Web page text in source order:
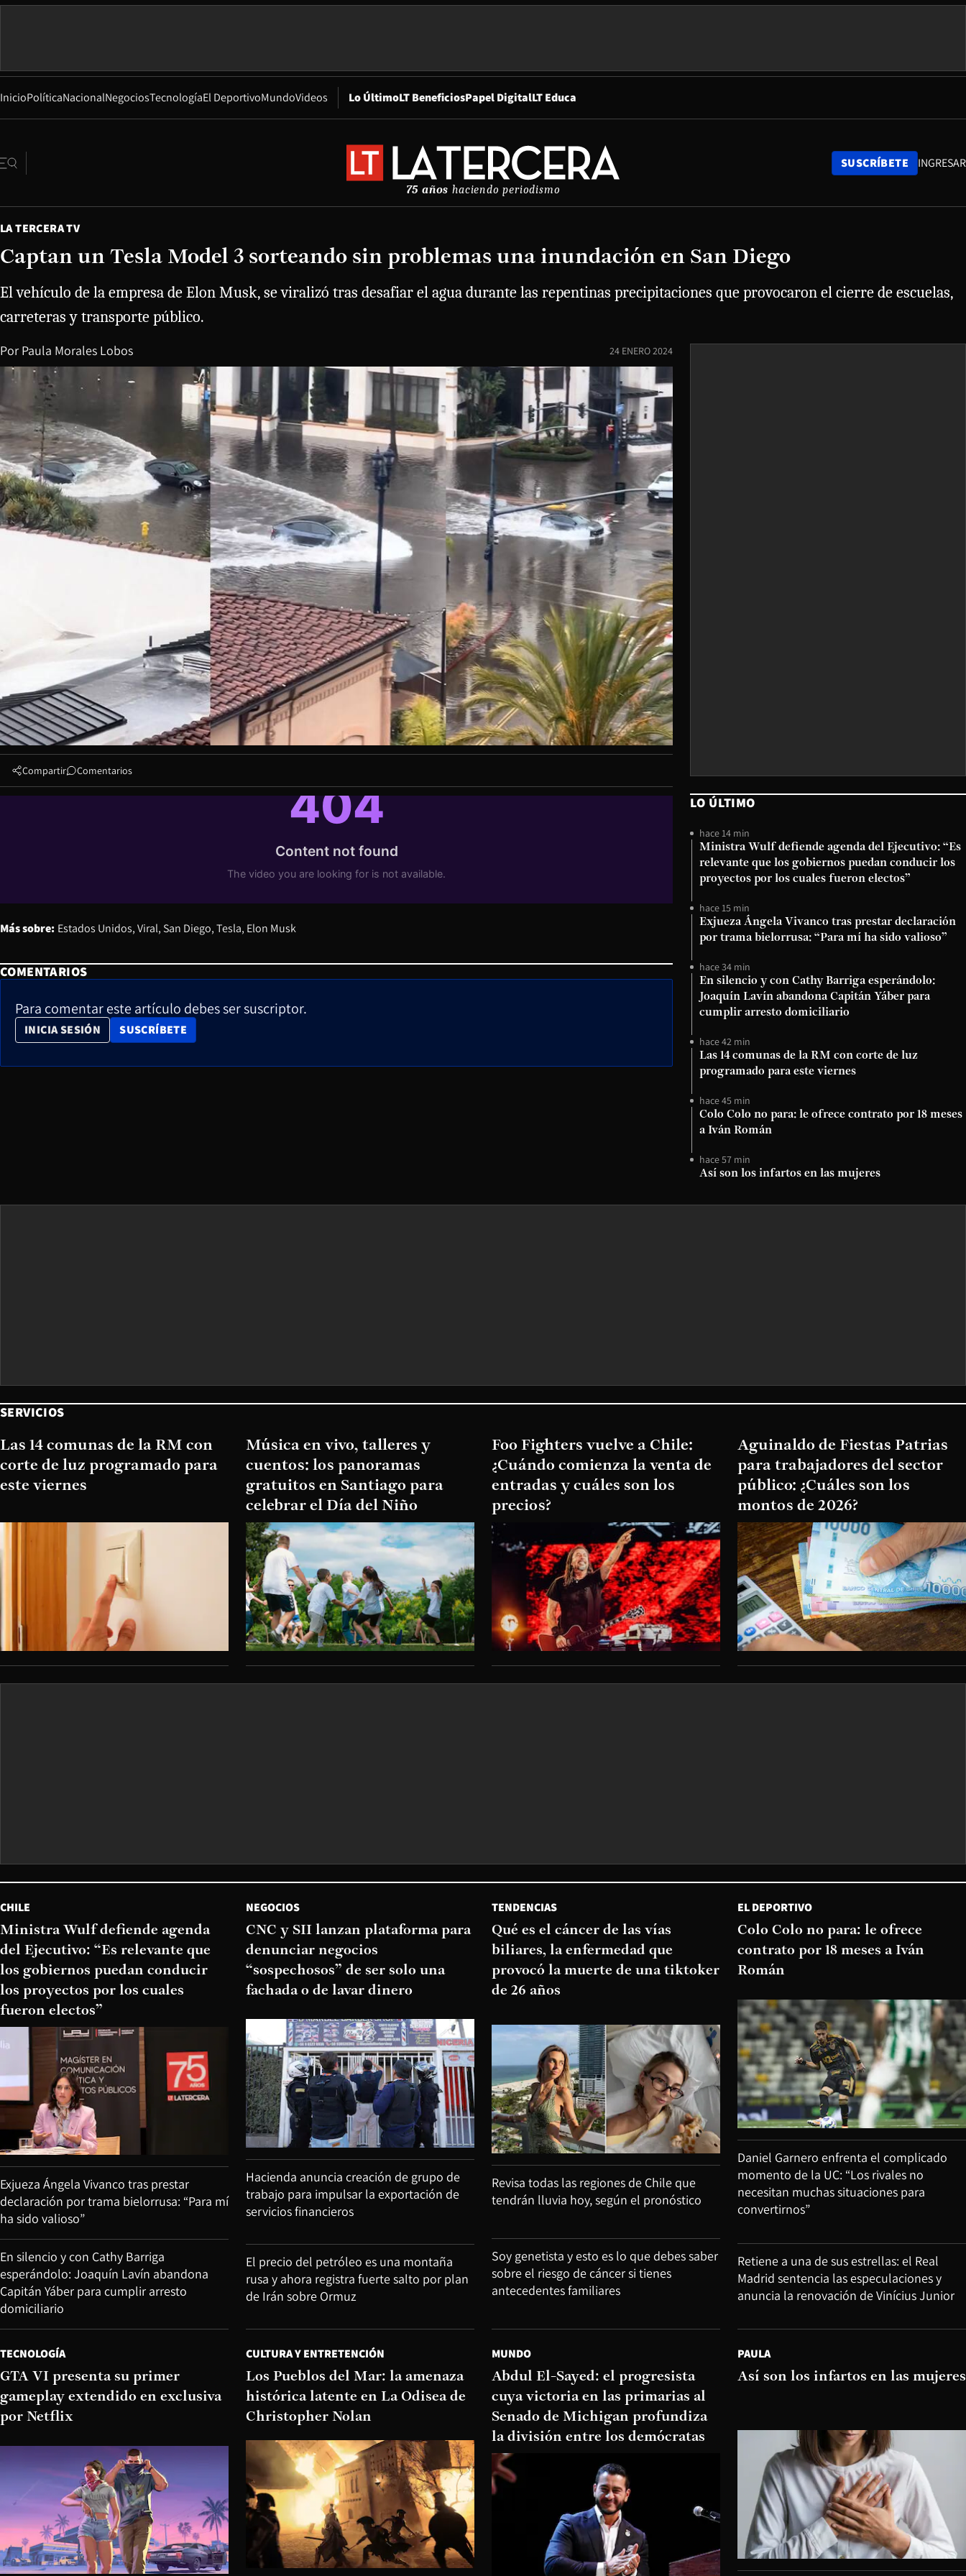
InicioPolíticaNacionalNegociosTecnologíaEl DeportivoMundoVideos Lo ÚltimoLT BeneficiosPapel DigitalOpens in new window
LT Educa
75 años haciendo periodismo
SUSCRÍBETE INGRESAR
LA TERCERA TV
Captan un Tesla Model 3 sorteando sin problemas una inundación en San Diego
El vehículo de la empresa de Elon Musk, se viralizó tras desafiar el agua durante las repentinas precipitaciones que provocaron el cierre de escuelas,
carreteras y transporte público.
Por Paula Morales Lobos 24 ENERO 2024
Compartir Comentarios
Más sobre: Estados Unidos Viral San Diego Tesla Elon Musk
COMENTARIOS
Para comentar este artículo debes ser suscriptor.
INICIA SESIÓN SUSCRÍBETE
OPENS IN NEW WINDOW
LO ÚLTIMO
hace 14 min
Ministra Wulf defiende agenda del Ejecutivo: “Es
relevante que los gobiernos puedan conducir los
proyectos por los cuales fueron electos”
hace 15 min
Exjueza Ángela Vivanco tras prestar declaración
por trama bielorrusa: “Para mí ha sido valioso”
hace 34 min
En silencio y con Cathy Barriga esperándolo:
Joaquín Lavín abandona Capitán Yáber para
cumplir arresto domiciliario
hace 42 min
Las 14 comunas de la RM con corte de luz
programado para este viernes
hace 45 min
Colo Colo no para: le ofrece contrato por 18 meses
a Iván Román
hace 57 min
Así son los infartos en las mujeres
SERVICIOS
Las 14 comunas de la RM con
corte de luz programado para
este viernes
Música en vivo, talleres y
cuentos: los panoramas
gratuitos en Santiago para
celebrar el Día del Niño
Foo Fighters vuelve a Chile:
¿Cuándo comienza la venta de
entradas y cuáles son los
precios?
Aguinaldo de Fiestas Patrias
para trabajadores del sector
público: ¿Cuáles son los
montos de 2026?
CHILE
Ministra Wulf defiende agenda
del Ejecutivo: “Es relevante que
los gobiernos puedan conducir
los proyectos por los cuales
fueron electos”
Exjueza Ángela Vivanco tras prestar
declaración por trama bielorrusa: “Para mí
ha sido valioso”
En silencio y con Cathy Barriga
esperándolo: Joaquín Lavín abandona
Capitán Yáber para cumplir arresto
domiciliario
NEGOCIOS
CNC y SII lanzan plataforma para
denunciar negocios
“sospechosos” de ser solo una
fachada o de lavar dinero
Hacienda anuncia creación de grupo de
trabajo para impulsar la exportación de
servicios financieros
El precio del petróleo es una montaña
rusa y ahora registra fuerte salto por plan
de Irán sobre Ormuz
TENDENCIAS
Qué es el cáncer de las vías
biliares, la enfermedad que
provocó la muerte de una tiktoker
de 26 años
Revisa todas las regiones de Chile que
tendrán lluvia hoy, según el pronóstico
Soy genetista y esto es lo que debes saber
sobre el riesgo de cáncer si tienes
antecedentes familiares
EL DEPORTIVO
Colo Colo no para: le ofrece
contrato por 18 meses a Iván
Román
Daniel Garnero enfrenta el complicado
momento de la UC: “Los rivales no
necesitan muchas situaciones para
convertirnos”
Retiene a una de sus estrellas: el Real
Madrid sentencia las especulaciones y
anuncia la renovación de Vinícius Junior
TECNOLOGÍA
GTA VI presenta su primer
gameplay extendido en exclusiva
por Netflix
CULTURA Y ENTRETENCIÓN
Los Pueblos del Mar: la amenaza
histórica latente en La Odisea de
Christopher Nolan
MUNDO
Abdul El-Sayed: el progresista
cuya victoria en las primarias al
Senado de Michigan profundiza
la división entre los demócratas
PAULA
Así son los infartos en las mujeres